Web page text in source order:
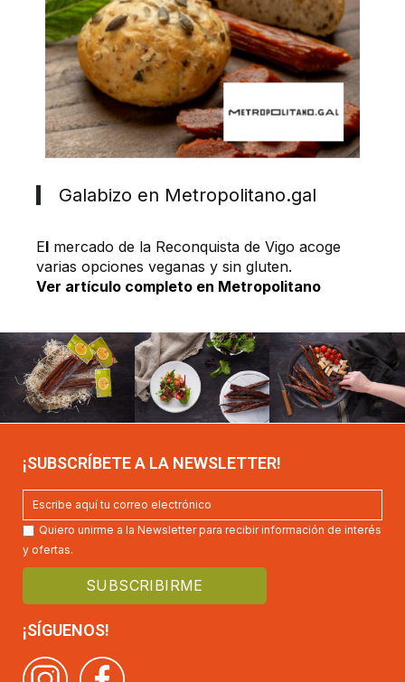
Galabizo en Metropolitano.gal
El mercado de la Reconquista de Vigo acoge
varias opciones veganas y sin gluten.
Ver artículo completo en Metropolitano
¡SUBSCRÍBETE A LA NEWSLETTER!
Quiero unirme a la Newsletter para recibir información de interés
y ofertas.
¡SÍGUENOS!